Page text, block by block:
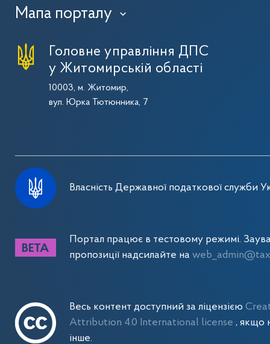
Мапа порталу ›
Головне управління ДПС
у Житомирській області
10003, м. Житомир,
вул. Юрка Тютюнника, 7
Власність Державної податкової служби
Портал працює в тестовому режимі.
пропозиції надсилайте на
Весь контент доступний за ліцензією
Attribution 4.0 International license , якщо
інше.